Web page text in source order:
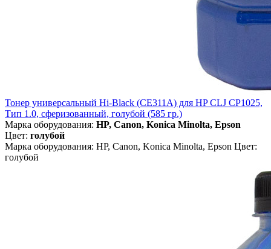
Тонер универсальный Hi-Black (CE311A) для HP CLJ CP1025,
Тип 1.0, сферизованный, голубой (585 гр.)
Марка оборудования: HP, Canon, Konica Minolta, Epson
Цвет: голубой
Марка оборудования: HP, Canon, Konica Minolta, Epson Цвет:
голубой